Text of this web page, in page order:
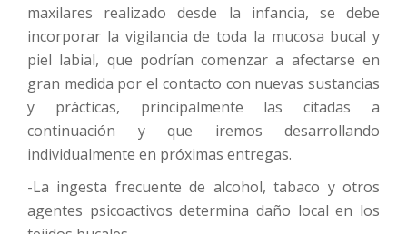
maxilares realizado desde la infancia, se debe
incorporar la vigilancia de toda la mucosa bucal y
piel labial, que podrían comenzar a afectarse en
gran medida por el contacto con nuevas sustancias
y prácticas, principalmente las citadas a
continuación y que iremos desarrollando
individualmente en próximas entregas.
-La ingesta frecuente de alcohol, tabaco y otros
agentes psicoactivos determina daño local en los